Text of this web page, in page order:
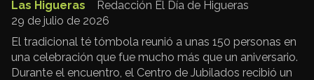
Redacción El Día de Higueras
Las Higueras
29 de julio de 2026
El tradicional té tómbola reunió a unas 150 personas en
una celebración que fue mucho más que un aniversario.
Durante el encuentro, el Centro de Jubilados recibió un